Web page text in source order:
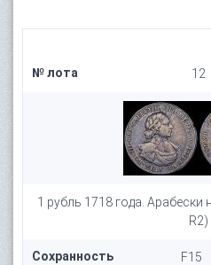
№ лота 12
1 рубль 1718 года. Арабески
R2)
Сохранность F15